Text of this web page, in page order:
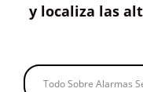
y localiza las